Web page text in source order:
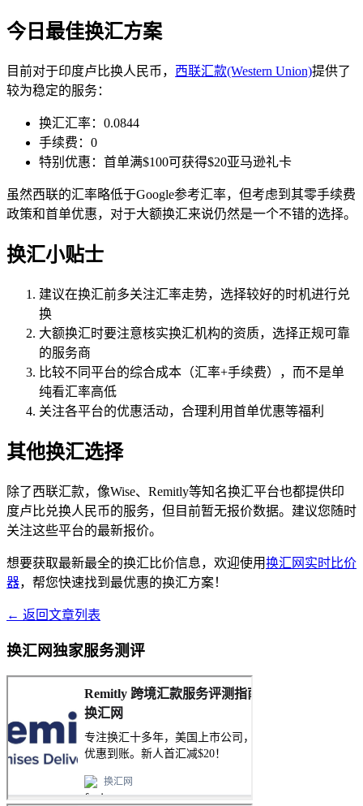
今日最佳换汇方案
目前对于印度卢比换人民币， 西联汇款(Western Union)提供了
较为稳定的服务：
换汇汇率：0.0844
手续费：0
特别优惠：首单满$100可获得$20亚马逊礼卡
虽然西联的汇率略低于Google参考汇率，但考虑到其零手续费
政策和首单优惠，对于大额换汇来说仍然是一个不错的选择。
换汇小贴士
建议在换汇前多关注汇率走势，选择较好的时机进行兑
换
大额换汇时要注意核实换汇机构的资质，选择正规可靠
的服务商
比较不同平台的综合成本（汇率+手续费），而不是单
纯看汇率高低
关注各平台的优惠活动，合理利用首单优惠等福利
其他换汇选择
除了西联汇款，像Wise、Remitly等知名换汇平台也都提供印
度卢比兑换人民币的服务，但目前暂无报价数据。建议您随时
关注这些平台的最新报价。
想要获取最新最全的换汇比价信息，欢迎使用换汇网实时比价
器，帮您快速找到最优惠的换汇方案！
← 返回文章列表
换汇网独家服务测评